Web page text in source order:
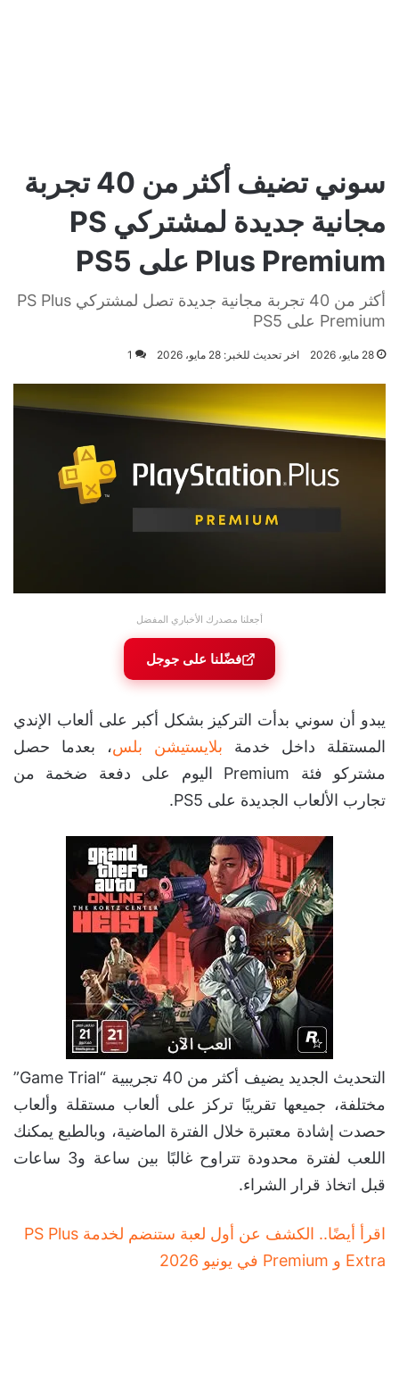
سوني تضيف أكثر من 40 تجربة
مجانية جديدة لمشتركي PS
Plus Premium على PS5
أكثر من 40 تجربة مجانية جديدة تصل لمشتركي PS Plus
Premium على PS5
28 مايو، 2026 اخر تحديث للخبر: 28 مايو، 2026 1
أجعلنا مصدرك الأخباري المفضل
فضّلنا على جوجل
يبدو أن سوني بدأت التركيز بشكل أكبر على ألعاب الإندي
المستقلة داخل خدمة بلايستيشن بلس، بعدما حصل
مشتركو فئة Premium اليوم على دفعة ضخمة من
تجارب الألعاب الجديدة على PS5.
التحديث الجديد يضيف أكثر من 40 تجريبية “Game Trial”
مختلفة، جميعها تقريبًا تركز على ألعاب مستقلة وألعاب
حصدت إشادة معتبرة خلال الفترة الماضية، وبالطبع يمكنك
اللعب لفترة محدودة تتراوح غالبًا بين ساعة و3 ساعات
قبل اتخاذ قرار الشراء.
اقرأ أيضًا.. الكشف عن أول لعبة ستنضم لخدمة PS Plus
Extra و Premium في يونيو 2026